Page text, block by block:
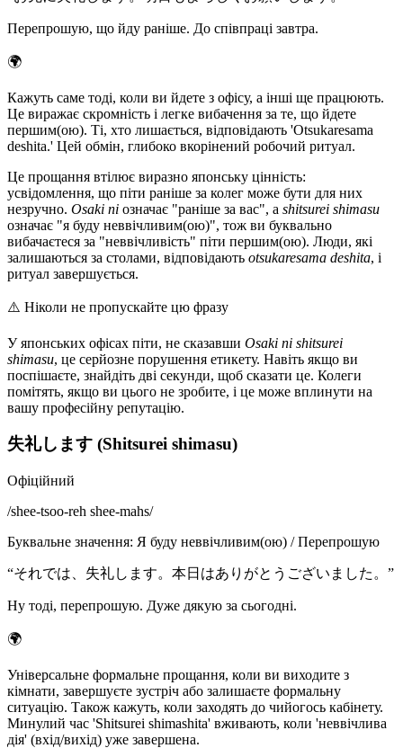
Перепрошую, що йду раніше. До співпраці завтра.
🌍
Кажуть саме тоді, коли ви йдете з офісу, а інші ще працюють.
Це виражає скромність і легке вибачення за те, що йдете
першим(ою). Ті, хто лишається, відповідають 'Otsukaresama
deshita.' Цей обмін, глибоко вкорінений робочий ритуал.
Це прощання втілює виразно японську цінність:
усвідомлення, що піти раніше за колег може бути для них
незручно. Osaki ni означає "раніше за вас", а shitsurei shimasu
означає "я буду неввічливим(ою)", тож ви буквально
вибачаєтеся за "неввічливість" піти першим(ою). Люди, які
залишаються за столами, відповідають otsukaresama deshita, і
ритуал завершується.
⚠️ Ніколи не пропускайте цю фразу
У японських офісах піти, не сказавши Osaki ni shitsurei
shimasu, це серйозне порушення етикету. Навіть якщо ви
поспішаєте, знайдіть дві секунди, щоб сказати це. Колеги
помітять, якщо ви цього не зробите, і це може вплинути на
вашу професійну репутацію.
失礼します (Shitsurei shimasu)
Офіційний
/shee-tsoo-reh shee-mahs/
Буквальне значення: Я буду неввічливим(ою) / Перепрошую
“それでは、失礼します。本日はありがとうございました。 ”
Ну тоді, перепрошую. Дуже дякую за сьогодні.
🌍
Універсальне формальне прощання, коли ви виходите з
кімнати, завершуєте зустріч або залишаєте формальну
ситуацію. Також кажуть, коли заходять до чийогось кабінету.
Минулий час 'Shitsurei shimashita' вживають, коли 'неввічлива
дія' (вхід/вихід) уже завершена.